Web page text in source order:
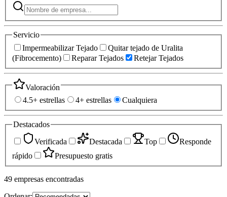
Servicio
Impermeabilizar Tejado
Quitar tejado de Uralita
(Fibrocemento)
Reparar Tejados Retejar Tejados
Valoración
4.5+ estrellas
4+ estrellas Cualquiera
Destacados
Verificada
Destacada Top
Responde
rápido
Presupuesto gratis
49 empresas encontradas